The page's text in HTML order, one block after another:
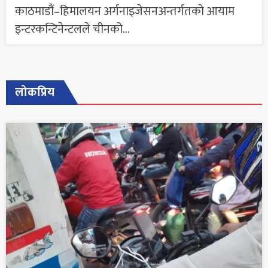
काठमाडौं–हिमालयन अर्गनाइजेसनअन्तर्गतको आयाम
इन्टरकन्टिनेन्टलले चीनको...
लोकप्रिय